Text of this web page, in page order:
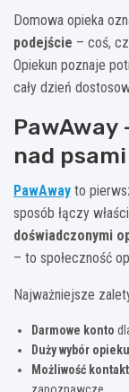
Domowa opieka
podejście – coś,
Opiekun poznaje
cały dzień
PawAway
nad psami
PawAway to
sposób łączy
doświadczonymi
– to społeczność
Najważniejsze
Darmowe konto
Duży wybór
Możliwość
zapoznawcze.